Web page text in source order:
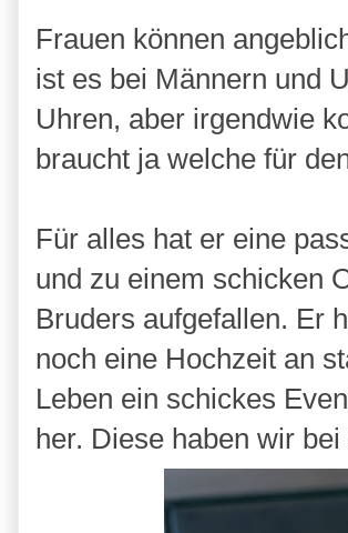
Frauen können
ist es bei Männern und
Uhren, aber irgendwie
braucht ja welche für
Für alles hat er eine
und zu einem schicken
Bruders aufgefallen. Er
noch eine Hochzeit an
Leben ein schickes
her. Diese haben wir